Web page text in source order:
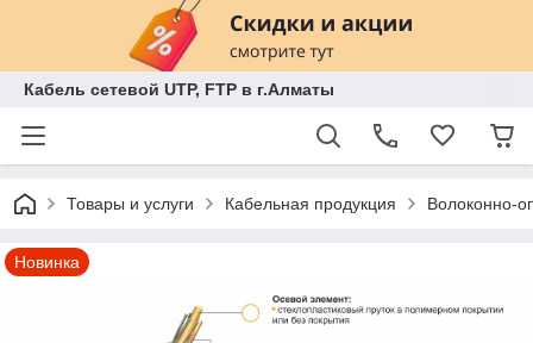
Кабель сетевой UTP, FTP в г.Алматы
Товары и услуги Кабельная продукция Волоконно-
Новинка